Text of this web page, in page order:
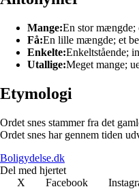
Mange:En stor mængde;
Få:En lille mængde; et
Enkelte:Enkeltstående;
Utallige:Meget mange;
Etymologi
Ordet snes stammer fra det
Ordet snes har gennem tiden
Boligydelse.dk
Del med hjertet
X
Facebook